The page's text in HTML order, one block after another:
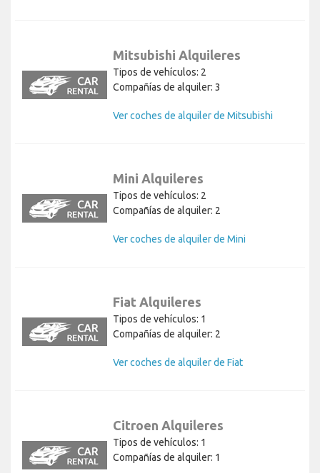
Mitsubishi Alquileres
Tipos de vehículos: 2
Compañías de alquiler: 3
Ver coches de alquiler de Mitsubishi
Mini Alquileres
Tipos de vehículos: 2
Compañías de alquiler: 2
Ver coches de alquiler de Mini
Fiat Alquileres
Tipos de vehículos: 1
Compañías de alquiler: 2
Ver coches de alquiler de Fiat
Citroen Alquileres
Tipos de vehículos: 1
Compañías de alquiler: 1